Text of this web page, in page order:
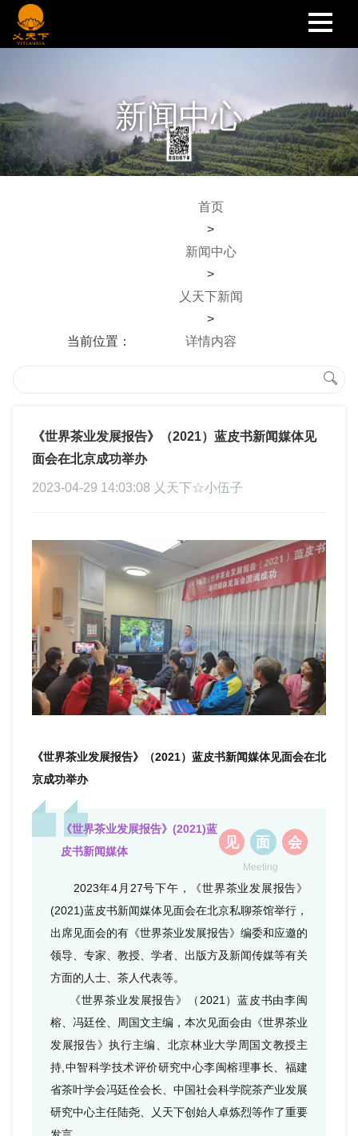
新闻中心
当前位置：
首页
>
新闻中心
>
乂天下新闻
>
详情内容
《世界茶业发展报告》（2021）蓝皮书新闻媒体见
面会在北京成功举办
2023-04-29 14:03:08 乂天下☆小伍子
《世界茶业发展报告》（2021）蓝皮书新闻媒体见面会在北
京成功举办
《世界茶业发展报告》(2021)蓝
皮书新闻媒体
见 面 会
Meeting
2023年4月27号下午，《世界茶业发展报告》
(2021)蓝皮书新闻媒体见面会在北京私聊茶馆举行，
出席见面会的有《世界茶业发展报告》编委和应邀的
领导、专家、教授、学者、出版方及新闻传媒等有关
方面的人士、茶人代表等。
《世界茶业发展报告》（2021）蓝皮书由李闽
榕、冯廷佺、周国文主编，本次见面会由《世界茶业
发展报告》执行主编、北京林业大学周国文教授主
持,中智科学技术评价研究中心李闽榕理事长、福建
省茶叶学会冯廷佺会长、中国社会科学院茶产业发展
研究中心主任陆尧、乂天下创始人卓炼烈等作了重要